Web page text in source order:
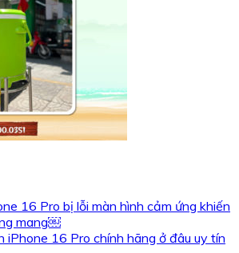
16 Pro bị lỗi màn hình cảm ứng khiến
mang￼
iPhone 16 Pro chính hãng ở đâu uy tín